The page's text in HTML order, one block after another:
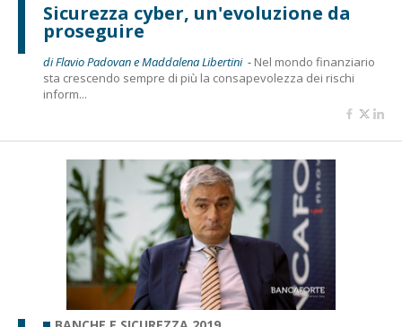
Sicurezza cyber, un'evoluzione da
proseguire
di Flavio Padovan e Maddalena Libertini - Nel mondo finanziario
sta crescendo sempre di più la consapevolezza dei rischi
inform...